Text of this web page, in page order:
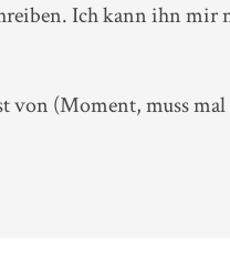
Ich kann ihn mir
von (Moment, muss